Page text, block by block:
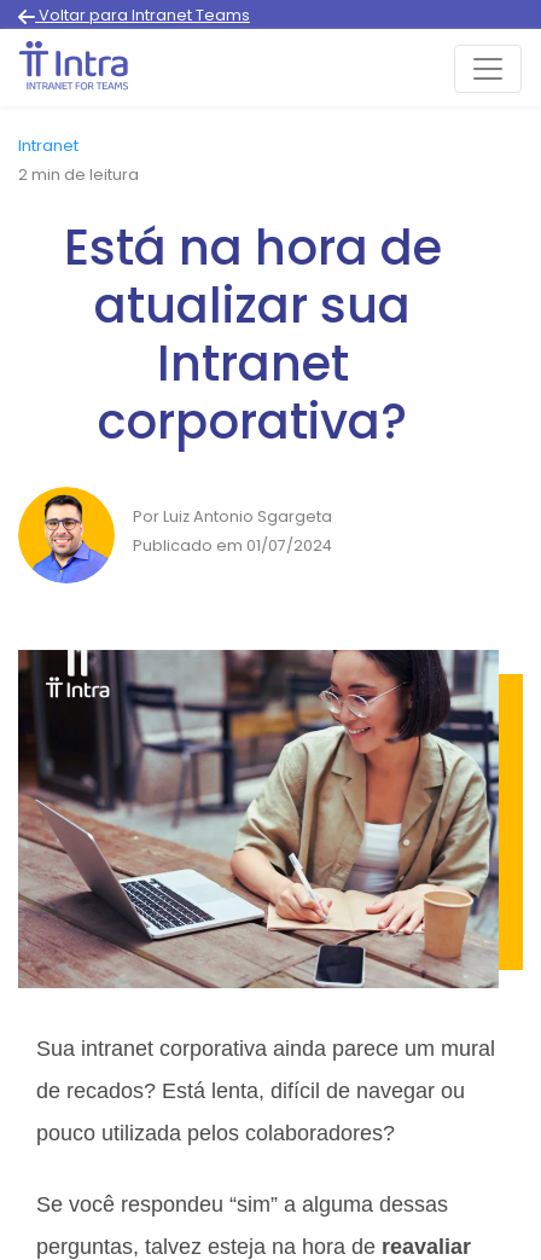
Voltar para Intranet Teams
Intranet
2min de leitura
Está na hora de
atualizar sua
Intranet
corporativa?
Por Luiz Antonio Sgargeta
Publicado em 01/07/2024
Sua intranet corporativa ainda parece um mural
de recados? Está lenta, difícil de navegar ou
pouco utilizada pelos colaboradores?
Se você respondeu “sim” a alguma dessas
perguntas, talvez esteja na hora de reavaliar